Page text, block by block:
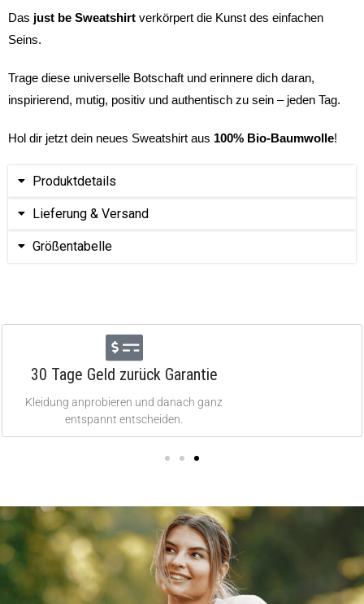
Das just be Sweatshirt verkörpert die Kunst des einfachen
Seins.
Trage diese universelle Botschaft und erinnere dich daran,
inspirierend, mutig, positiv und authentisch zu sein – jeden Tag.
Hol dir jetzt dein neues Sweatshirt aus 100% Bio-Baumwolle!
Produktdetails
Lieferung & Versand
Größentabelle
30 Tage Geld zurück Garantie
Kleidung anprobieren und danach ganz
entspannt entscheiden.